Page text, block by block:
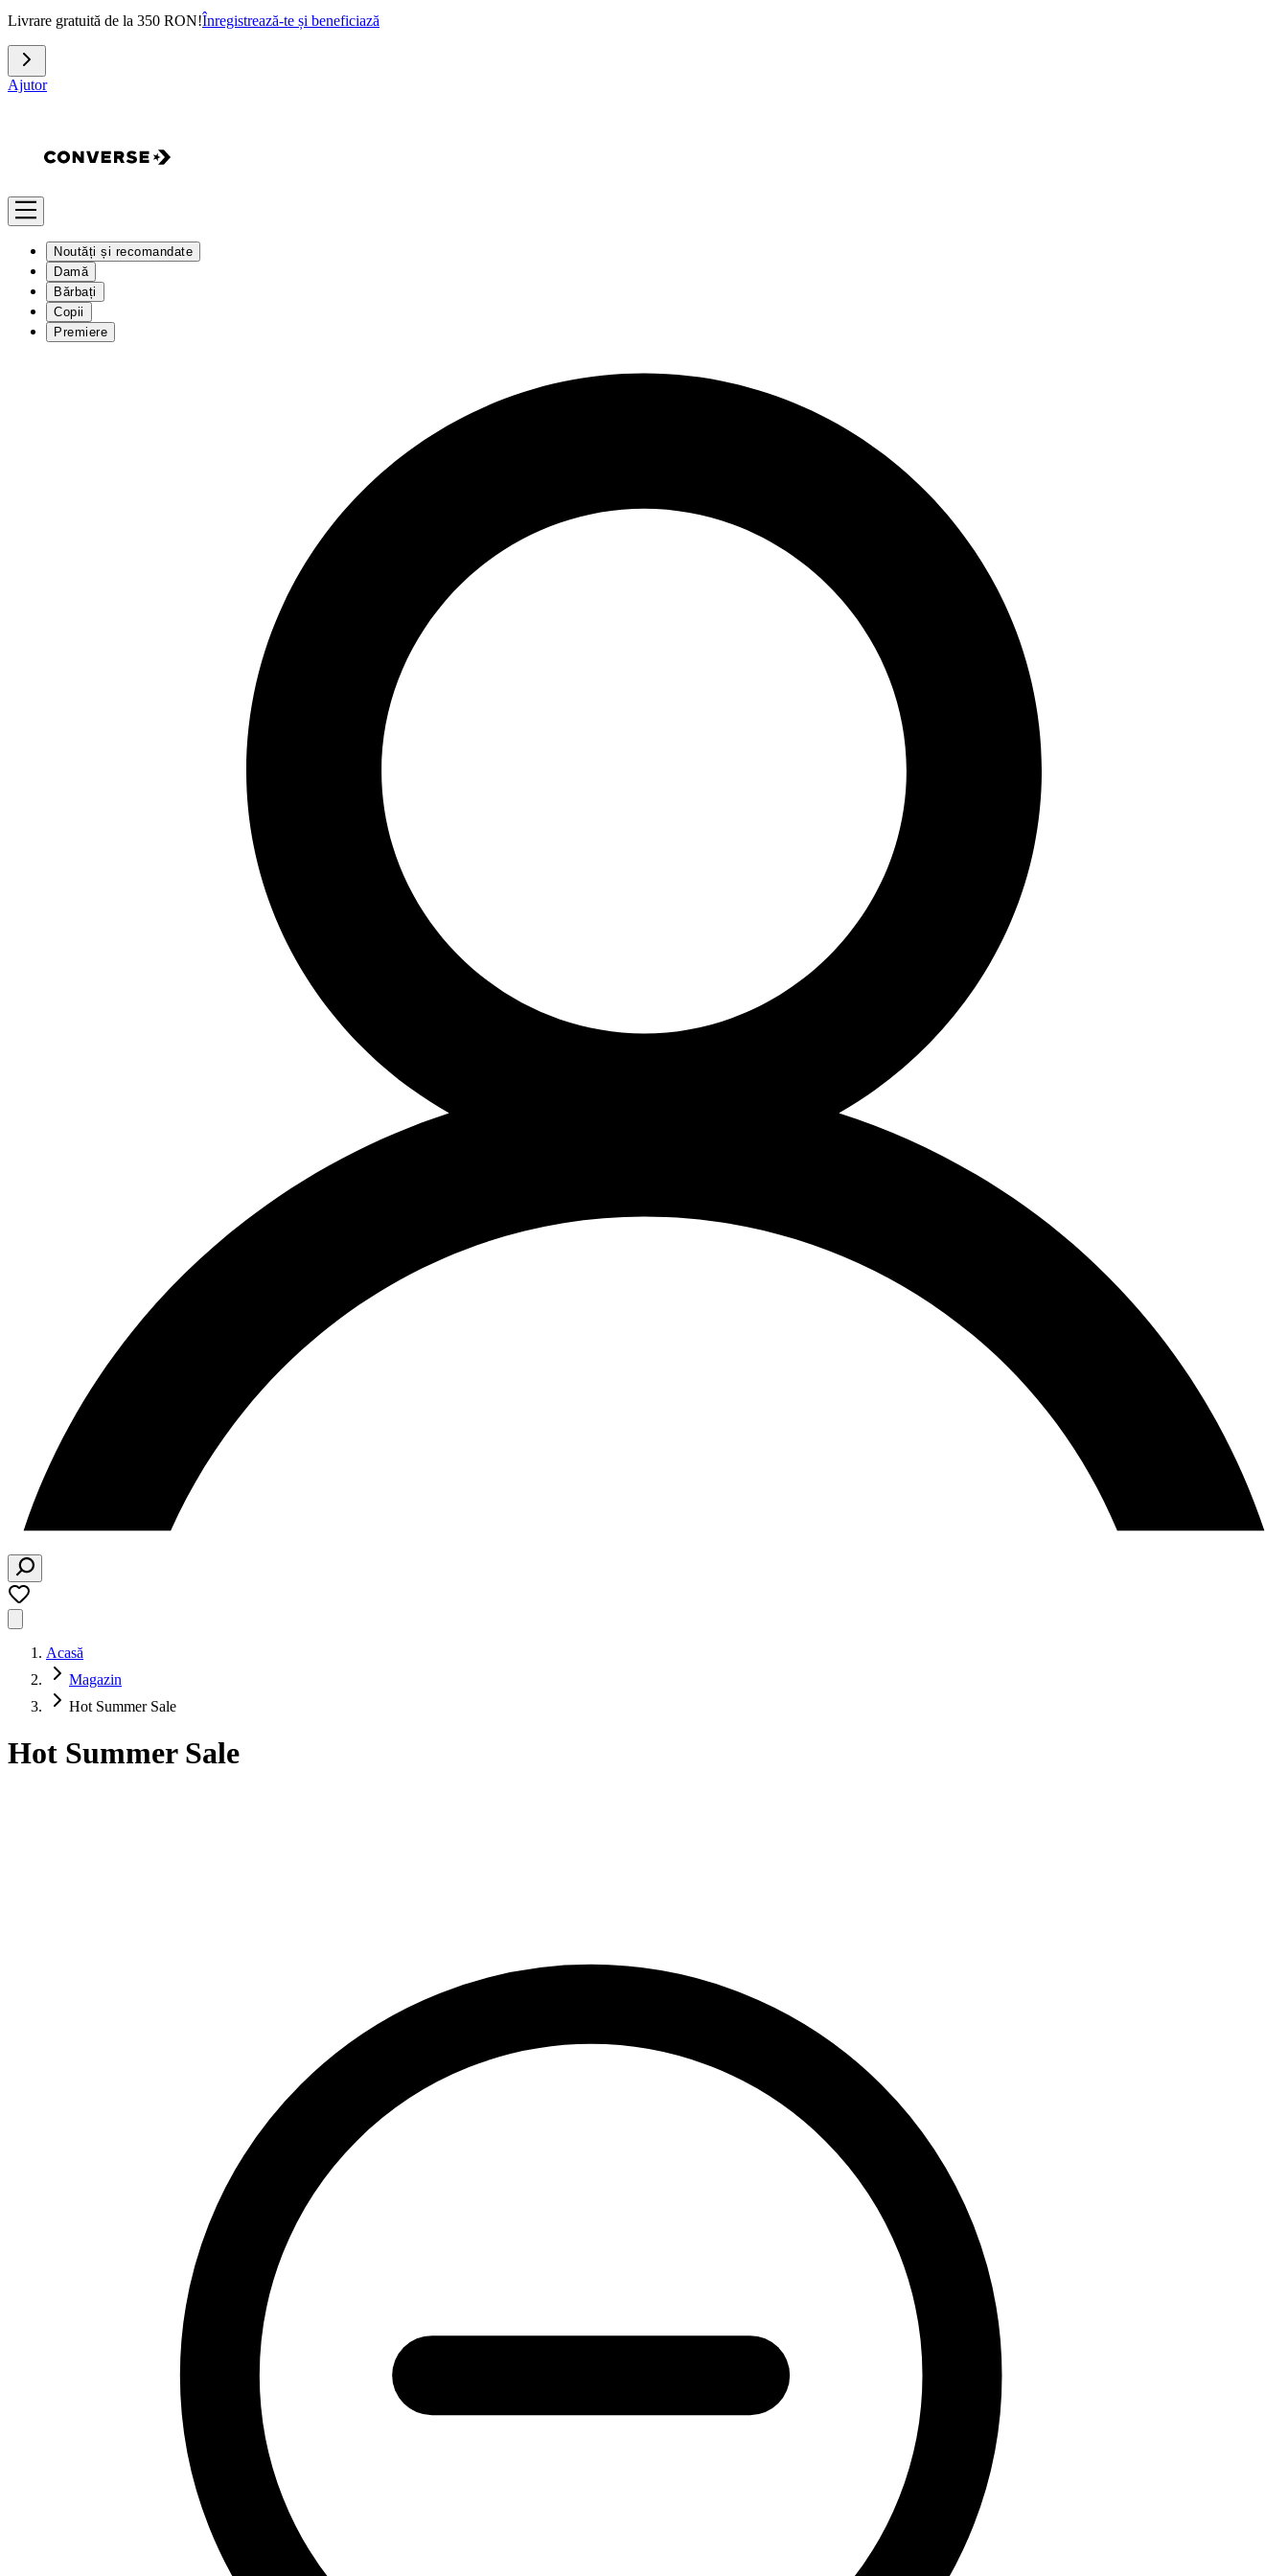
Livrare gratuită de la 350 RON!Înregistrează-te și beneficiază
Ajutor
Noutăți și recomandate
Damă
Bărbați
Copii
Premiere
Acasă
Magazin
Hot Summer Sale
Hot Summer Sale